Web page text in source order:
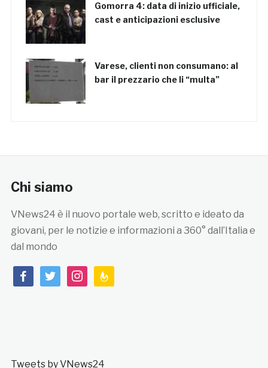
Gomorra 4: data di inizio ufficiale,
cast e anticipazioni esclusive
Varese, clienti non consumano: al
bar il prezzario che li “multa”
Chi siamo
VNews24 è il nuovo portale web, scritto e ideato da
giovani, per le notizie e informazioni a 360° dall’Italia e
dal mondo
facebooktwitterinstagramfeedburner
Tweets by VNews24